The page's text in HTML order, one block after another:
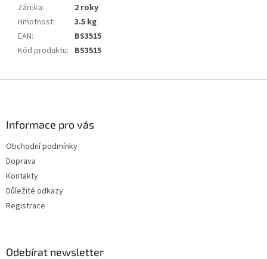
Záruka:
2 roky
Hmotnost:
3.5 kg
EAN:
BS3515
Kód produktu: BS3515
Informace pro vás
Obchodní podmínky
Doprava
Kontakty
Důležité odkazy
Registrace
Odebírat newsletter